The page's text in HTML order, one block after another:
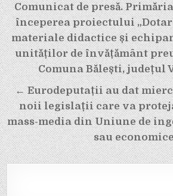
Navigare
în
articole
Comunicat de presă.
începerea proiectului
materiale didactice și
unităților de învățământ
Comuna Bălești, județul
← Eurodeputații au dat
noii legislații care va
mass-media din Uniune de
sau economice